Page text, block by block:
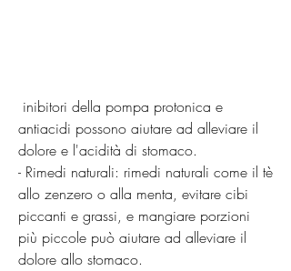
antiacidi possono aiutare ad alleviare il
dolore e l'acidità di stomaco.
- Rimedi naturali: rimedi naturali come il tè
allo zenzero o alla menta, evitare cibi
piccanti e grassi, e mangiare porzioni
più piccole può aiutare ad alleviare il
dolore allo stomaco.